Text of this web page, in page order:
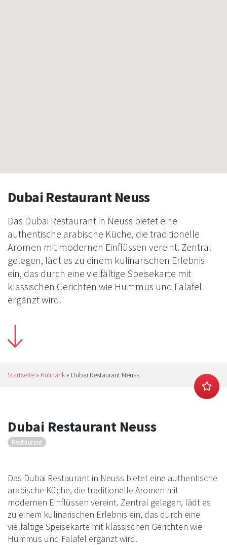
Dubai Restaurant Neuss
Das Dubai Restaurant in Neuss bietet eine
authentische arabische Küche, die traditionelle
Aromen mit modernen Einflüssen vereint. Zentral
gelegen, lädt es zu einem kulinarischen Erlebnis
ein, das durch eine vielfältige Speisekarte mit
klassischen Gerichten wie Hummus und Falafel
ergänzt wird.
Startseite » Kulinarik » Dubai Restaurant Neuss
Dubai Restaurant Neuss
Restaurant
Das Dubai Restaurant in Neuss bietet eine authentische
arabische Küche, die traditionelle Aromen mit
modernen Einflüssen vereint. Zentral gelegen, lädt es
zu einem kulinarischen Erlebnis ein, das durch eine
vielfältige Speisekarte mit klassischen Gerichten wie
Hummus und Falafel ergänzt wird.